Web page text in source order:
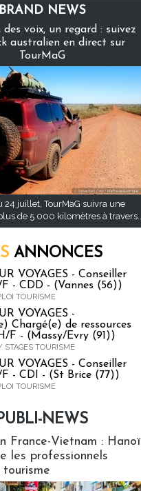
BRAND NEWS
des voix, un regard : suivez
australien en direct sur
TourMaG
24 juillet, TourMaG suivra une
de 5 000 kilomètres à travers...
ANNONCES
VOYAGES - Conseiller
- CDD - (Vannes (56))
TOURISME
VOYAGES -
Chargé(e) de ressources
F - (Massy/Evry (91))
STAGES TOURISME
VOYAGES - Conseiller
- CDI - (St Brice (77))
TOURISME
NEWS
France-Vietnam : Hanoï
les professionnels